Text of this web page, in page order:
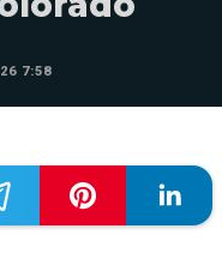
7:58